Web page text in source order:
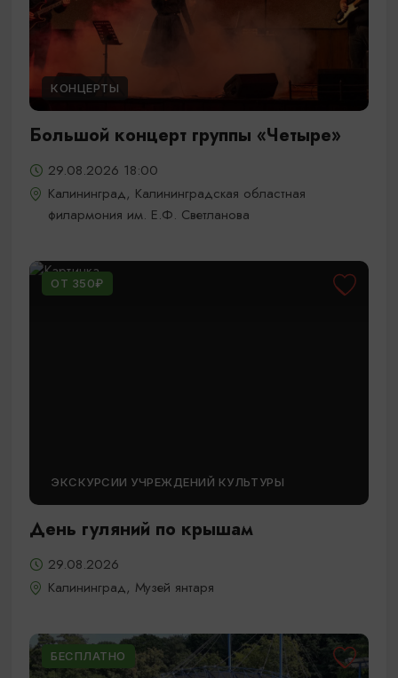
КОНЦЕРТЫ
Большой концерт группы «Четыре»
29.08.2026 18:00
Калининград, Калининградская областная
филармония им. Е.Ф. Светланова
ОТ 350₽
ЭКСКУРСИИ УЧРЕЖДЕНИЙ КУЛЬТУРЫ
День гуляний по крышам
29.08.2026
Калининград, Музей янтаря
БЕСПЛАТНО